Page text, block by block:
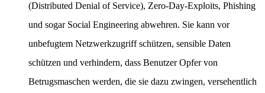
(Distributed Denial of Service), Zero-Day-Exploits, Phishing
und sogar Social Engineering abwehren. Sie kann vor
unbefugtem Netzwerkzugriff schützen, sensible Daten
schützen und verhindern, dass Benutzer Opfer von
Betrugsmaschen werden, die sie dazu zwingen, versehentlich